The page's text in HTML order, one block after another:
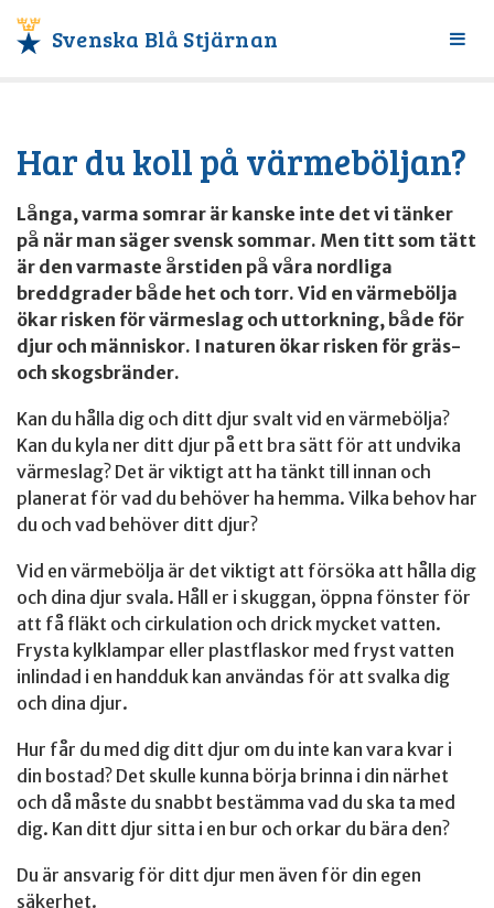
Svenska Blå Stjärnan
Växla
Har du koll på värmeböljan?
Långa, varma somrar är kanske inte det vi tänker
på när man säger svensk sommar. Men titt som tätt
är den varmaste årstiden på våra nordliga
breddgrader både het och torr. Vid en värmebölja
ökar risken för värmeslag och uttorkning, både för
djur och människor. I naturen ökar risken för gräs-
och skogsbränder.
Kan du hålla dig och ditt djur svalt vid en värmebölja?
Kan du kyla ner ditt djur på ett bra sätt för att undvika
värmeslag? Det är viktigt att ha tänkt till innan och
planerat för vad du behöver ha hemma. Vilka behov har
du och vad behöver ditt djur?
Vid en värmebölja är det viktigt att försöka att hålla dig
och dina djur svala. Håll er i skuggan, öppna fönster för
att få fläkt och cirkulation och drick mycket vatten.
Frysta kylklampar eller plastflaskor med fryst vatten
inlindad i en handduk kan användas för att svalka dig
och dina djur.
Hur får du med dig ditt djur om du inte kan vara kvar i
din bostad? Det skulle kunna börja brinna i din närhet
och då måste du snabbt bestämma vad du ska ta med
dig. Kan ditt djur sitta i en bur och orkar du bära den?
Du är ansvarig för ditt djur men även för din egen
säkerhet.